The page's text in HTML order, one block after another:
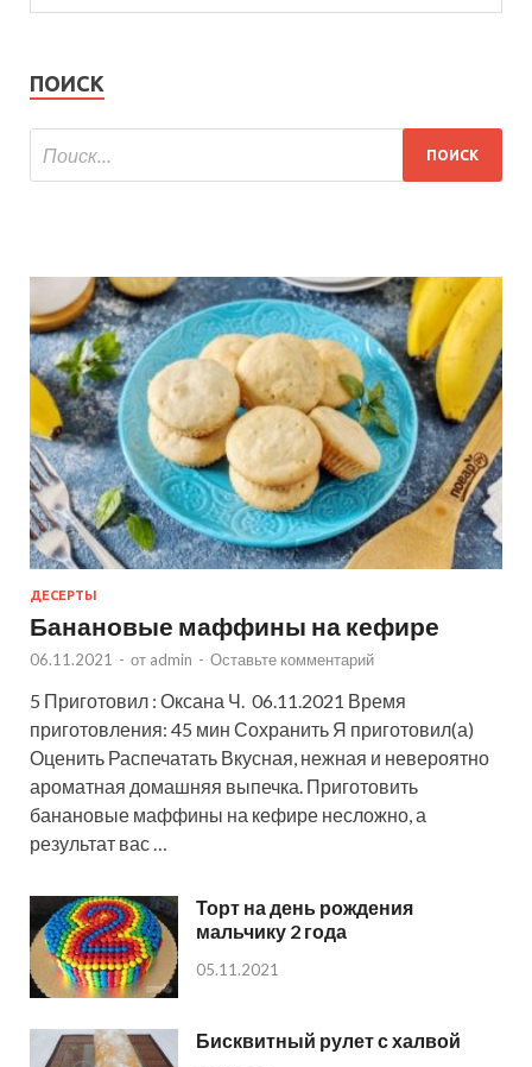
ПОИСК
ДЕСЕРТЫ
Банановые маффины на кефире
06.11.2021 - от admin - Оставьте комментарий
5 Приготовил : Оксана Ч. 06.11.2021 Время
приготовления: 45 мин Сохранить Я приготовил(а)
Оценить Распечатать Вкусная, нежная и невероятно
ароматная домашняя выпечка. Приготовить
банановые маффины на кефире несложно, а
результат вас …
Торт на день рождения
мальчику 2 года
05.11.2021
Бисквитный рулет с халвой